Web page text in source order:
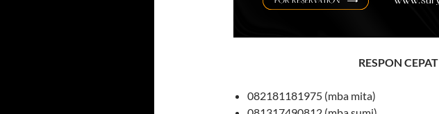
RESPON CEPAT
082181181975 (mba mita)